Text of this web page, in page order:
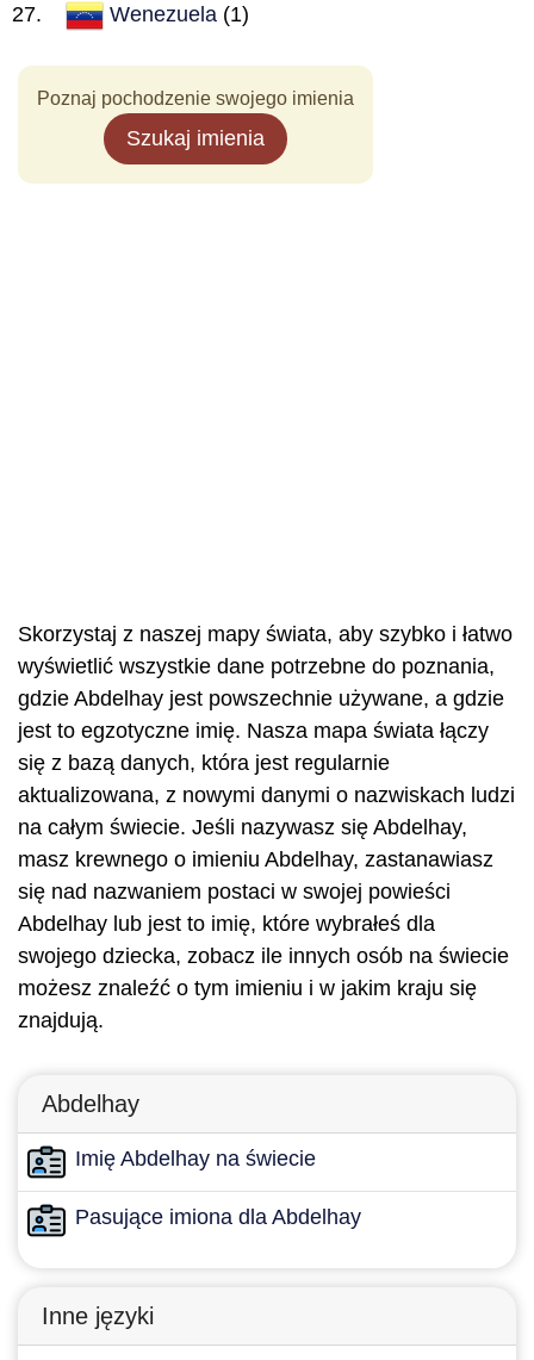
Wenezuela (1)
Poznaj pochodzenie swojego imienia
Szukaj imienia
Skorzystaj z naszej mapy świata, aby szybko i łatwo
wyświetlić wszystkie dane potrzebne do poznania,
gdzie Abdelhay jest powszechnie używane, a gdzie
jest to egzotyczne imię. Nasza mapa świata łączy
się z bazą danych, która jest regularnie
aktualizowana, z nowymi danymi o nazwiskach ludzi
na całym świecie. Jeśli nazywasz się Abdelhay,
masz krewnego o imieniu Abdelhay, zastanawiasz
się nad nazwaniem postaci w swojej powieści
Abdelhay lub jest to imię, które wybrałeś dla
swojego dziecka, zobacz ile innych osób na świecie
możesz znaleźć o tym imieniu i w jakim kraju się
znajdują.
Abdelhay
Imię Abdelhay na świecie
Pasujące imiona dla Abdelhay
Inne języki